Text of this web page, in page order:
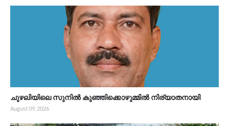
ചുഴലിയിലെ സുനിൽ കുഞ്ഞിക്കൊഴുമ്മിൽ നിര്യാതനായി
August 09, 2026